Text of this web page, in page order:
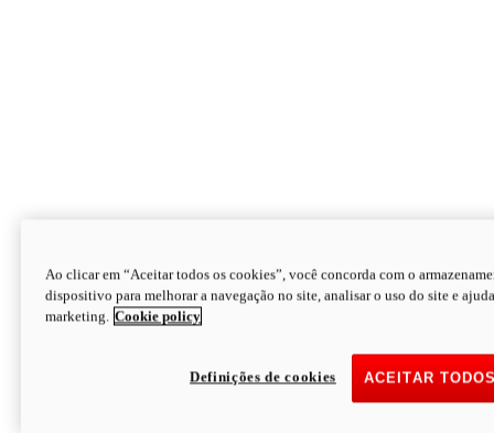
Monster
Ao clicar em “Aceitar todos os cookies”, você concorda com o
dispositivo para melhorar a navegação no site, analisar o uso do site e
marketing. Cookie policy
ACEITAR
Definições de cookies